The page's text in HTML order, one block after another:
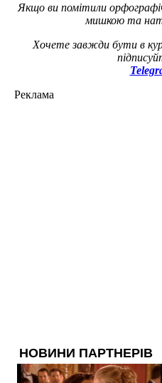
Якщо ви помітили
мишкою та
Хочете завжди бути в
Реклама